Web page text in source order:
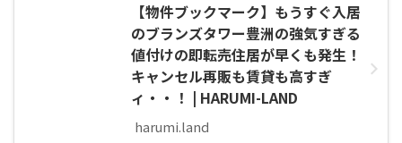
【物件ブックマーク】もうすぐ入居
のブランズタワー豊洲の強気すぎる
値付けの即転売住居が早くも発生！
キャンセル再販も賃貸も高すぎ
ィ・・！ | HARUMI-LAND
harumi.land